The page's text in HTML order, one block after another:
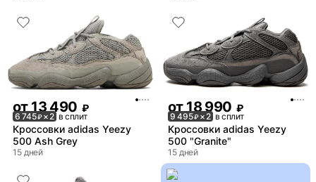
от13 490 ₽
6 745₽× 2 в сплит
Кроссовки adidas Yeezy
500 Ash Grey
15 дней
от18 990 ₽
9 495₽× 2 в сплит
Кроссовки adidas Yeezy
500 "Granite"
15 дней